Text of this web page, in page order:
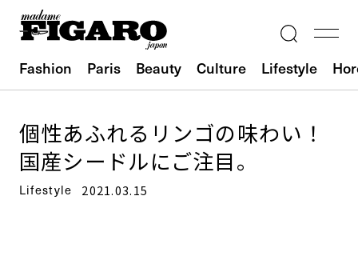
Fashion Paris Beauty Culture Lifestyle
個性あふれるリンゴの味わい！
国産シードルにご注目。
Lifestyle 2021.03.15